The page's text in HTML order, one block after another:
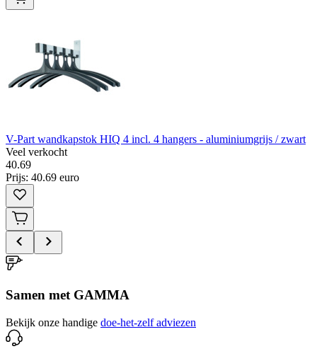
V-Part wandkapstok HIQ 4 incl. 4 hangers - aluminiumgrijs / zwart
Veel verkocht
40.69
Prijs: 40.69 euro
Samen met GAMMA
Bekijk onze handige doe-het-zelf adviezen